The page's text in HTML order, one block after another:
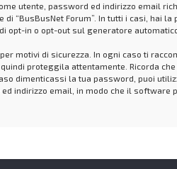
utente, password ed indirizzo email
“BusBusNet Forum”. In tutti i casi,
opt-in o opt-out sul generatore
motivi di sicurezza. In ogni caso ti
proteggila attentamente. Ricorda
dimenticassi la tua password, puoi
indirizzo email, in modo che il